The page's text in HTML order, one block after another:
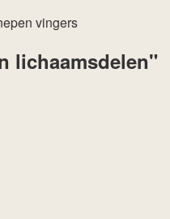
vingers
lichaamsdelen"